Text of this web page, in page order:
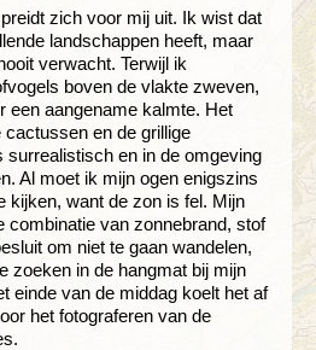
zich voor mij uit. Ik wist dat
landschappen heeft, maar
verwacht. Terwijl ik
boven de vlakte zweven,
een aangename kalmte. Het
en de grillige
surrealistisch en in de omgeving
Al moet ik mijn ogen enigszins
kijken, want de zon is fel. Mijn
combinatie van zonnebrand, stof
om niet te gaan wandelen,
zoeken in de hangmat bij mijn
einde van de middag koelt het af
het fotograferen van de